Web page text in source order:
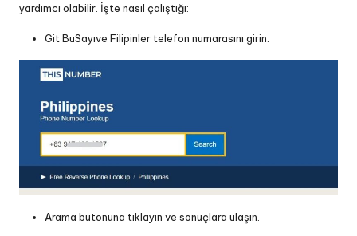
yardımcı olabilir. İşte nasıl çalıştığı:
Git BuSayıve Filipinler telefon numarasını girin.
Arama butonuna tıklayın ve sonuçlara ulaşın.